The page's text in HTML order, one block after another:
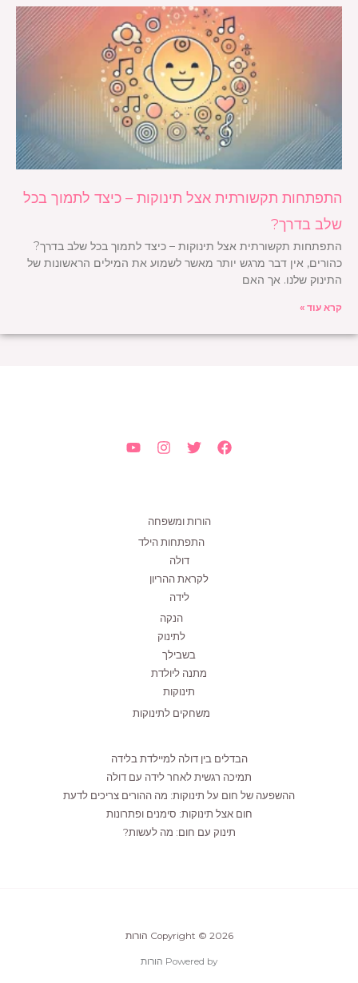
התפתחות תקשורתית אצל תינוקות – כיצד לתמוך בכל
שלב בדרך?
התפתחות תקשורתית אצל תינוקות – כיצד לתמוך בכל שלב בדרך?
כהורים, אין דבר מרגש יותר מאשר לשמוע את המילים הראשונות של
התינוק שלנו. אך האם
קרא עוד »
הורות ומשפחה
התפתחות הילד
דולה
לקראת ההריון
לידה
הנקה
לתינוק
בשבילך
מתנה ליולדת
תינוקות
משחקים לתינוקות
הבדלים בין דולה למיילדת בלידה
תמיכה רגשית לאחר לידה עם דולה
ההשפעה של חום על תינוקות: מה ההורים צריכים לדעת
חום אצל תינוקות: סימנים ופתרונות
תינוק עם חום: מה לעשות?
Copyright © 2026 הורות
Powered by הורות